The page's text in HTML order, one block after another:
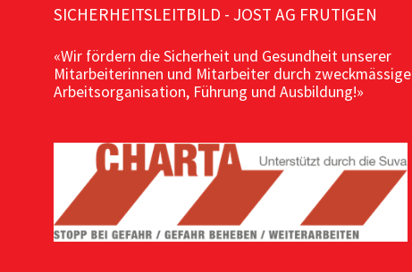
SICHERHEITSLEITBILD - JOST AG FRUTIGEN
«Wir fördern die Sicherheit und Gesundheit unserer
Mitarbeiterinnen und Mitarbeiter durch zweckmässige
Arbeitsorganisation, Führung und Ausbildung!»